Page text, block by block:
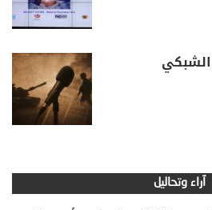
الشبكي
آراء وتحاليل